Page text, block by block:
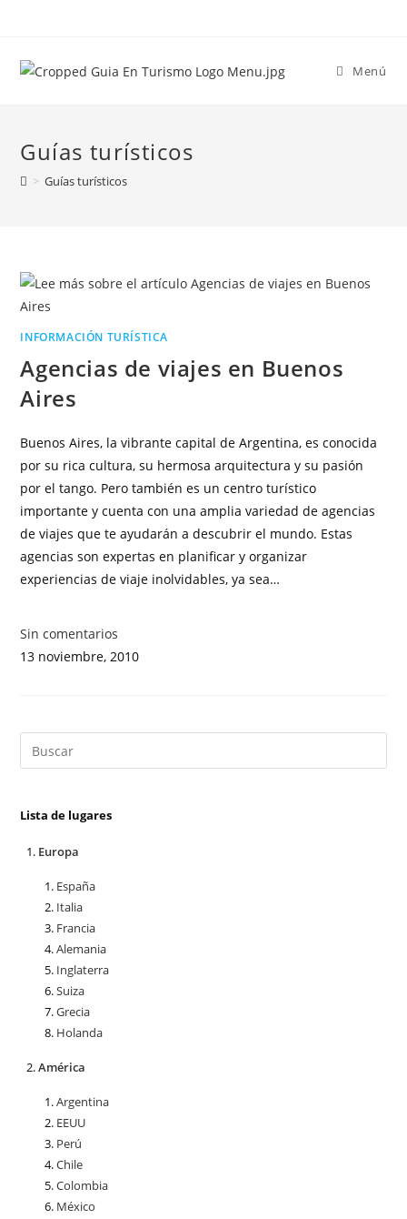
Menú
Guías turísticos
> Guías turísticos
INFORMACIÓN TURÍSTICA
Agencias de viajes en Buenos
Aires
Buenos Aires, la vibrante capital de Argentina, es conocida
por su rica cultura, su hermosa arquitectura y su pasión
por el tango. Pero también es un centro turístico
importante y cuenta con una amplia variedad de agencias
de viajes que te ayudarán a descubrir el mundo. Estas
agencias son expertas en planificar y organizar
experiencias de viaje inolvidables, ya sea…
Sin comentarios
13 noviembre, 2010
Lista de lugares
Europa
España
Italia
Francia
Alemania
Inglaterra
Suiza
Grecia
Holanda
América
Argentina
EEUU
Perú
Chile
Colombia
México